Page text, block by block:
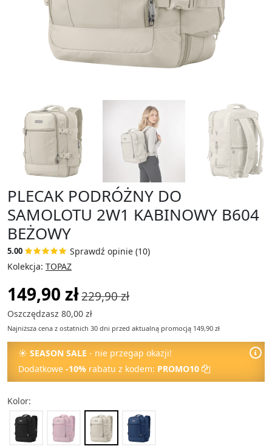
PLECAK PODRÓŻNY DO
SAMOLOTU 2W1 KABINOWY B604
BEŻOWY
5.00
Sprawdź opinie (10)
Kolekcja: TOPAZ
149,90 zł229,90 zł
Oszczędzasz 80,00 zł
Najniższa cena z ostatnich 30 dni przed aktualną promocją 149,90 zł
☀ SEASON SALE - nie przegap okazji!
Dodatkowe -10% rabatu z kodem: PROMO10
Kolor: